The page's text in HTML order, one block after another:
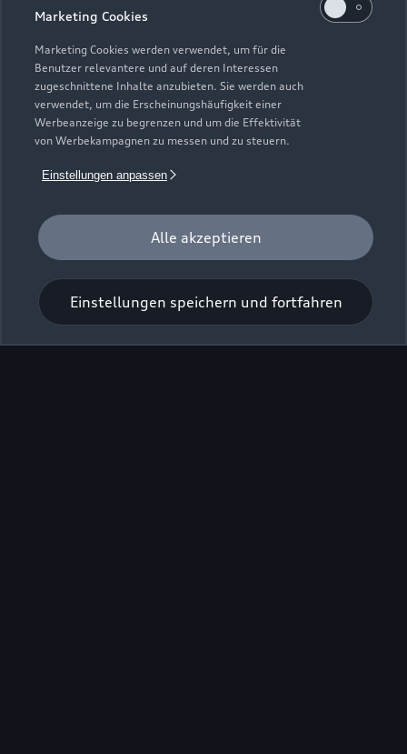
Marketing Cookies
Marketing Cookies werden verwendet, um für die
Benutzer relevantere und auf deren Interessen
zugeschnittene Inhalte anzubieten. Sie werden auch
verwendet, um die Erscheinungshäufigkeit einer
Werbeanzeige zu begrenzen und um die Effektivität
von Werbekampagnen zu messen und zu steuern.
Einstellungen anpassen
Alle akzeptieren
Einstellungen speichern und fortfahren
info.recklinghausen@tiemeyer.de
Kontaktdaten herunterladen
Öffnungszeiten
Service
Geöffnet bis18:00